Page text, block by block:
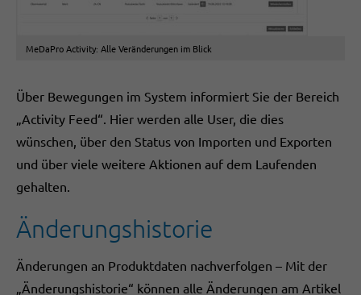
MeDaPro Activity: Alle Veränderungen im Blick
Über Bewegungen im System informiert Sie der Bereich
„Activity Feed“. Hier werden alle User, die dies
wünschen, über den Status von Importen und Exporten
und über viele weitere Aktionen auf dem Laufenden
gehalten.
Änderungshistorie
Änderungen an Produktdaten nachverfolgen – Mit der
„Änderungshistorie“ können alle Änderungen am Artikel